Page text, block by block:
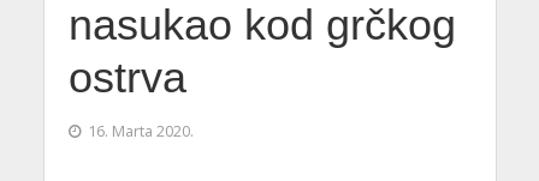
nasukao kod grčkog
ostrva
16. Marta 2020.